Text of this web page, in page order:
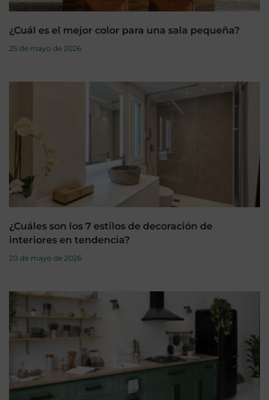
¿Cuál es el mejor color para una sala pequeña?
25 de mayo de 2026
¿Cuáles son los 7 estilos de decoración de
interiores en tendencia?
20 de mayo de 2026